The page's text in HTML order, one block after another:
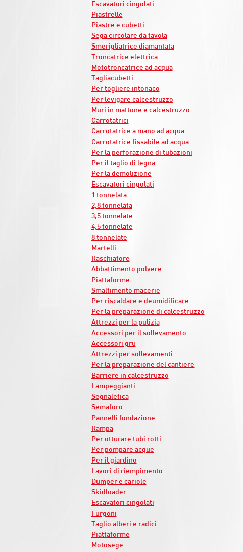
Escavatori cingolati
Piastrelle
Piastre e cubetti
Sega circolare da tavola
Smerigliatrice diamantata
Troncatrice elettrica
Mototroncatrice ad acqua
Tagliacubetti
Per togliere intonaco
Per levigare calcestruzzo
Muri in mattone e calcestruzzo
Carrotatrici
Carrotatrice a mano ad acqua
Carrotatrice fissabile ad acqua
Per la perforazione di tubazioni
Per il taglio di legna
Per la demolizione
Escavatori cingolati
1 tonnelata
2,8 tonnelata
3,5 tonnelate
4,5 tonnelate
8 tonnelate
Martelli
Raschiatore
Abbattimento polvere
Piattaforme
Smaltimento macerie
Per riscaldare e deumidificare
Per la preparazione di calcestruzzo
Attrezzi per la pulizia
Accessori per il sollevamento
Accessori gru
Attrezzi per sollevamenti
Per la preparazione del cantiere
Barriere in calcestruzzo
Lampeggianti
Segnaletica
Semaforo
Pannelli fondazione
Rampa
Per otturare tubi rotti
Per pompare acque
Per il giardino
Lavori di riempimento
Dumper e cariole
Skidloader
Escavatori cingolati
Furgoni
Taglio alberi e radici
Piattaforme
Motosege